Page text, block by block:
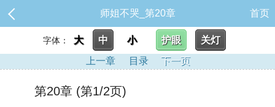
师姐不哭_第20章 首页
字体： 大 中 小 护眼
关灯
上一章
目录 下一页
第20章 (第1/2页)